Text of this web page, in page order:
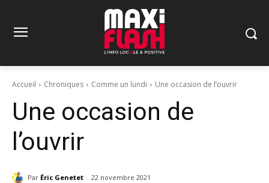
Accueil Chroniques Comme un lundi Une occasion de l’ouvrir
Une occasion de
l’ouvrir
Par Éric Genetet 22 novembre 2021